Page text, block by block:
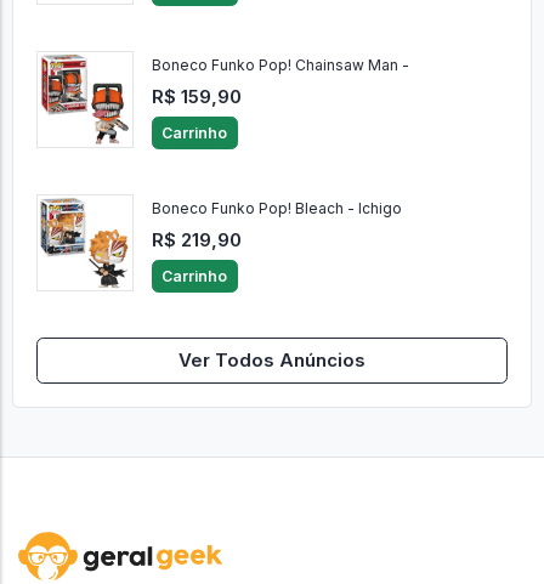
Boneco Funko Pop! Chainsaw Man -
R$ 159,90
Carrinho
Boneco Funko Pop! Bleach - Ichigo
R$ 219,90
Carrinho
Ver Todos Anúncios